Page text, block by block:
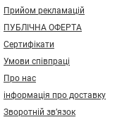
Прийом рекламацій
ПУБЛІЧНА ОФЕРТА
Сертифікати
Умови співпраці
Про нас
інформація про доставку
Зворотній зв’язок